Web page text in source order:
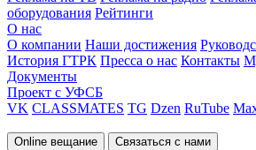
оборудования Рейтинги
О нас
О компании Наши достижения
История ГТРК Пресса о нас Контакты
Документы
Проект с УФСБ
VK CLASSMATES TG Dzen RuTube
Online вещание Связаться с нами